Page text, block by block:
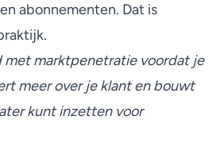
abonnementen. Dat is
met marktpenetratie voordat je
meer over je klant en bouwt
kunt inzetten voor